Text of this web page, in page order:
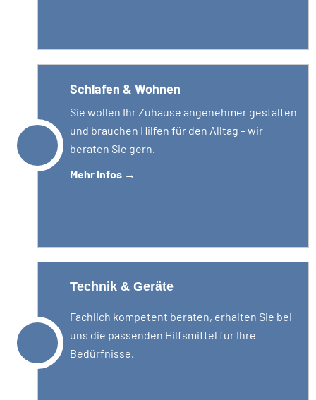
Schlafen & Wohnen
Sie wollen Ihr Zuhause angenehmer gestalten
und brauchen Hilfen für den Alltag – wir
beraten Sie gern.
Mehr Infos→
Technik & Geräte
Fachlich kompetent beraten, erhalten Sie bei
uns die passenden Hilfsmittel für Ihre
Bedürfnisse.